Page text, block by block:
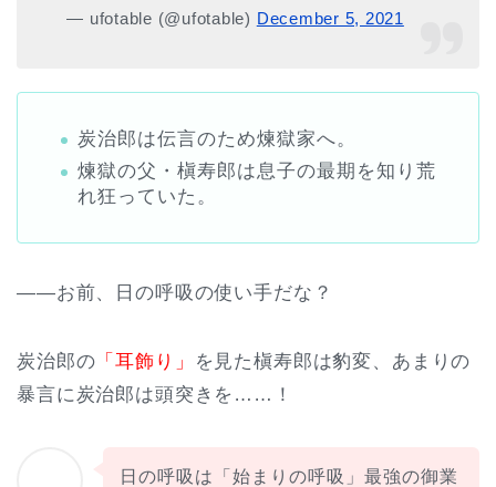
— ufotable (@ufotable) December 5, 2021
炭治郎は伝言のため煉獄家へ。
煉獄の父・槇寿郎は息子の最期を知り荒
れ狂っていた。
――お前、日の呼吸の使い手だな？
炭治郎の 「耳飾り」
を見た槇寿郎は豹変、あまりの
暴言に炭治郎は頭突きを……！
日の呼吸は「始まりの呼吸」最強の御業